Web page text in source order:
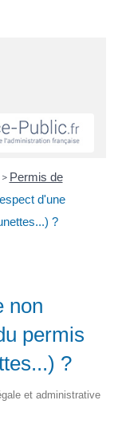
> Permis de
d'une
?
non
permis
?
et administrative